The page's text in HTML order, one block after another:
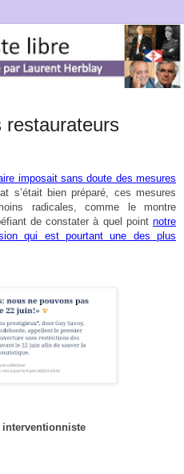
restaurateurs
imposait sans doute des mesures
s’était bien préparé, ces mesures
radicales, comme le montre
de constater à quel point notre
qui est pourtant une des plus
interventionniste